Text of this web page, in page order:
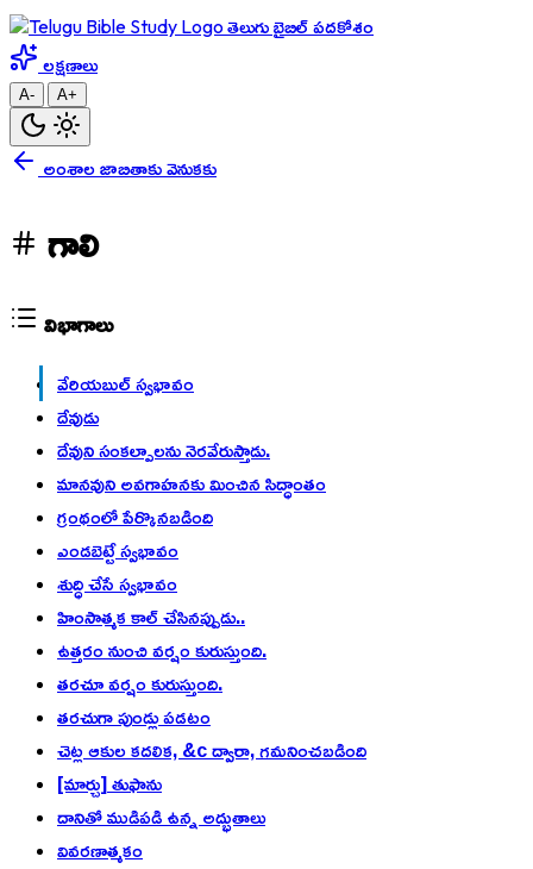
తెలుగు బైబిల్ పదకోశం
లక్షణాలు
A- A+
అంశాల జాబితాకు వెనుకకు
గాలి
విభాగాలు
వేరియబుల్ స్వభావం
దేవుడు
దేవుని స౦కల్పాలను నెరవేరుస్తాడు.
మానవుని అవగాహనకు మించిన సిద్ధాంతం
గ్రంథంలో పేర్కొనబడింది
ఎండబెట్టే స్వభావం
శుద్ధి చేసే స్వభావం
హింసాత్మక కాల్ చేసినప్పుడు..
ఉత్తరం నుంచి వర్షం కురుస్తుంది.
తరచూ వర్షం కురుస్తుంది.
తరచుగా పుండ్లు పడటం
చెట్ల ఆకుల కదలిక, &c ద్వారా, గమనించబడింది
[మార్చు] తుఫాను
దానితో ముడిపడి ఉన్న అద్భుతాలు
వివరణాత్మకం